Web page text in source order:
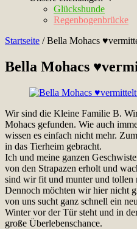
Glückshunde
Regenbogenbrücke
Startseite /Bella Mohacs
Bella Mohacs
Wir sind die Kleine Familie B.
Mohacs gefunden. Wie auch
wissen es einfach nicht mehr.
in das Tierheim gebracht.
Ich und meine ganzen
von den Strapazen erholt und
sind wir fit und munter und tollen
Dennoch möchten wir hier nicht
von uns sucht ganz schnell ein
Winter vor der Tür steht und in
große Überlebenschance.